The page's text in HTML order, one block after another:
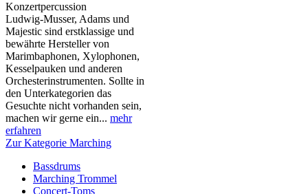
Konzertpercussion
Ludwig-Musser, Adams und
Majestic sind erstklassige und
bewährte Hersteller von
Marimbaphonen, Xylophonen,
Kesselpauken und anderen
Orchesterinstrumenten. Sollte in
den Unterkategorien das
Gesuchte nicht vorhanden sein,
machen wir gerne ein... mehr
erfahren
Zur Kategorie Marching
Bassdrums
Marching Trommel
Concert-Toms